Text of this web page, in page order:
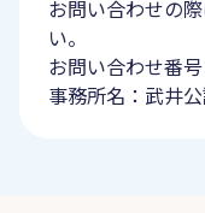
お問い合わせの
い。
お問い合わせ番
事務所名：武井